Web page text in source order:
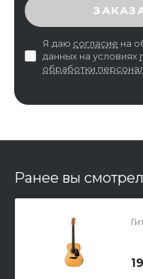
ВВЕДИТЕ
Я даю согласие на
данных на условиях
обработки
Ранее вы